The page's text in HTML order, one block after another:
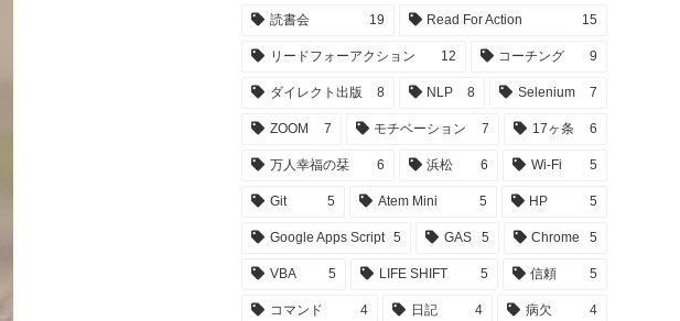
読書会 19 Read For Action 15
リードフォーアクション 12 コーチング 9
ダイレクト出版 8 NLP 8 Selenium 7
ZOOM 7 モチベーション 7 17ヶ条 6
万人幸福の栞 6 浜松 6 Wi-Fi 5
Git 5 Atem Mini 5 HP 5
Google Apps Script 5 GAS 5 Chrome 5
VBA 5 LIFE SHIFT 5 信頼 5
コマンド 4 日記 4 病欠 4